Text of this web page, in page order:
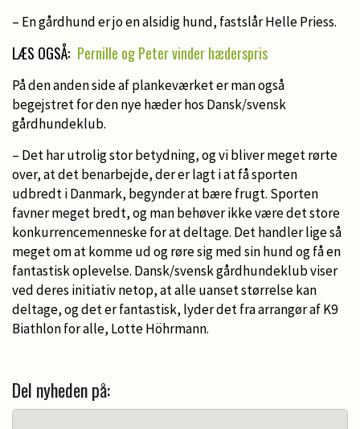
– En gårdhund er jo en alsidig hund, fastslår Helle Priess.
LÆS OGSÅ: Pernille og Peter vinder hæderspris
På den anden side af plankeværket er man også
begejstret for den nye hæder hos Dansk/svensk
gårdhundeklub.
– Det har utrolig stor betydning, og vi bliver meget rørte
over, at det benarbejde, der er lagt i at få sporten
udbredt i Danmark, begynder at bære frugt. Sporten
favner meget bredt, og man behøver ikke være det store
konkurrencemenneske for at deltage. Det handler lige så
meget om at komme ud og røre sig med sin hund og få en
fantastisk oplevelse. Dansk/svensk gårdhundeklub viser
ved deres initiativ netop, at alle uanset størrelse kan
deltage, og det er fantastisk, lyder det fra arrangør af K9
Biathlon for alle, Lotte Höhrmann.
Del nyheden på: